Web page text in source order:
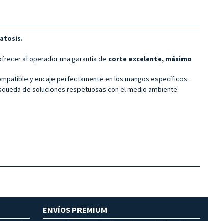
al operador una garantía de corte excelente, máximo
y encaje perfectamente en los mangos específicos.
de soluciones respetuosas con el medio ambiente.
ENVÍOS PREMIUM